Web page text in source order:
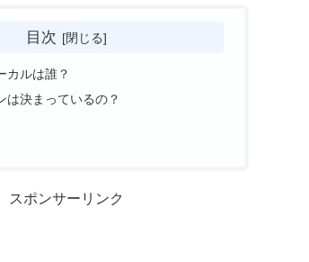
目次
カルは誰？
は決まっているの？
スポンサーリンク